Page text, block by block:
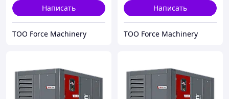
Написать
ТОО Force Machinery
Написать
ТОО Force Machinery